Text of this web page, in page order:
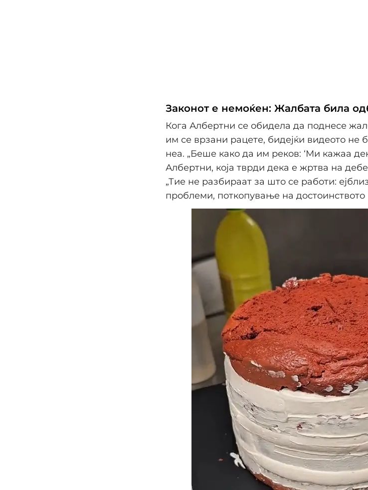
Законот е немоќен: Жалбата била
Кога Албертни се обидела да поднесе
им се врзани рацете, бидејќи видеото не
неа. „Беше како да им реков: ‘Ми кажаа
Албертни, која тврди дека е жртва на
„Тие не разбираат за што се работи:
проблеми, поткопување на достоинството